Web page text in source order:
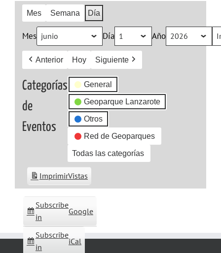
Mes Semana Día
Mes Día Año
Anterior Hoy Siguiente
Categorías
de
Eventos
General
Geoparque Lanzarote
Otros
Red de Geoparques
Todas las categorías
Subscribe
in
Google
Subscribe
in
iCal
ImprimirVistas